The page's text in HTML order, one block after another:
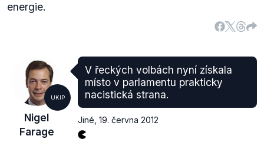
energie.
UKIP
Nigel
Farage
V řeckých volbách nyní získala
místo v parlamentu prakticky
nacistická strana.
Jiné 19. června 2012